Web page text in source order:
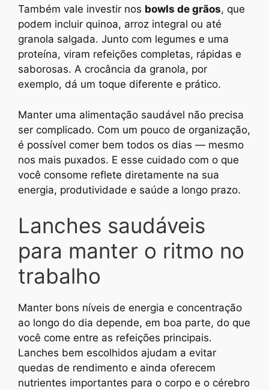
Também vale investir nos bowls de grãos, que
podem incluir quinoa, arroz integral ou até
granola salgada. Junto com legumes e uma
proteína, viram refeições completas, rápidas e
saborosas. A crocância da granola, por
exemplo, dá um toque diferente e prático.
Manter uma alimentação saudável não precisa
ser complicado. Com um pouco de organização,
é possível comer bem todos os dias — mesmo
nos mais puxados. E esse cuidado com o que
você consome reflete diretamente na sua
energia, produtividade e saúde a longo prazo.
Lanches saudáveis
para manter o ritmo no
trabalho
Manter bons níveis de energia e concentração
ao longo do dia depende, em boa parte, do que
você come entre as refeições principais.
Lanches bem escolhidos ajudam a evitar
quedas de rendimento e ainda oferecem
nutrientes importantes para o corpo e o cérebro